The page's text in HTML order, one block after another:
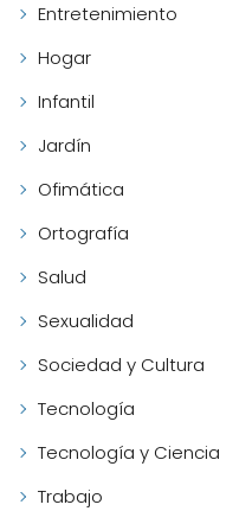
Entretenimiento
Hogar
Infantil
Jardín
Ofimática
Ortografía
Salud
Sexualidad
Sociedad y Cultura
Tecnología
Tecnología y Ciencia
Trabajo